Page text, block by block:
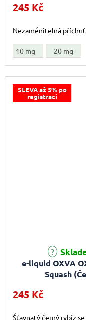
245 Kč
Nezaměnitelná
10 mg 20 mg
SLEVA až 5% po
registraci
e-liquid OXVA
Squash
245 Kč
Šťavnatý černý rybíz